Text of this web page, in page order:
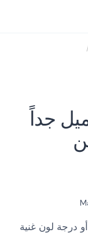
جداً
درجة لون غنية